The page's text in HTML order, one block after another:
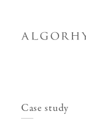
Case study